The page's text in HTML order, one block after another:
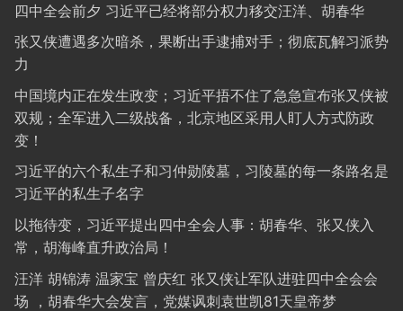
四中全会前夕 习近平已经将部分权力移交汪洋、胡春华
张又侠遭遇多次暗杀，果断出手逮捕对手；彻底瓦解习派势
力
中国境内正在发生政变；习近平捂不住了急急宣布张又侠被
双规；全军进入二级战备，北京地区采用人盯人方式防政
变！
习近平的六个私生子和习仲勋陵墓，习陵墓的每一条路名是
习近平的私生子名字
以拖待变，习近平提出四中全会人事：胡春华、张又侠入
常，胡海峰直升政治局！
汪洋 胡锦涛 温家宝 曾庆红 张又侠让军队进驻四中全会会
场 ，胡春华大会发言，党媒讽刺袁世凯81天皇帝梦